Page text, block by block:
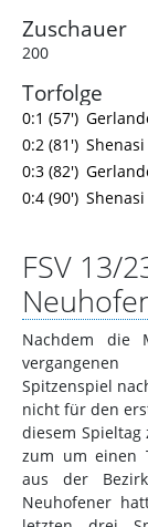
Zuschauer
200
Torfolge
0:1 (57')
0:2 (81') Shenasi
0:3 (82')
0:4 (90') Shenasi
FSV 13/
Nachdem die
Spitzenspiel
nicht für den
diesem
zum um einen
aus der
Neuhofener